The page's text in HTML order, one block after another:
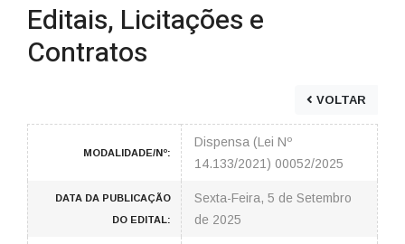
Editais, Licitações e
Contratos
VOLTAR
MODALIDADE/Nº:
Dispensa (Lei Nº
14.133/2021) 00052/2025
DATA DA PUBLICAÇÃO
DO EDITAL:
Sexta-Feira, 5 de Setembro
de 2025